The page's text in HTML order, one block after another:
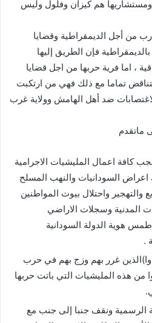
ومستشاريها هم كيزان وفلول وليس
من أجل الديمقراطية وقضايا
فإن الطريق إليها
، اما فرية حربها من اجل قضايا
تماما مع ذلك فهي من ارتكبت
ضد أهل الهامش وولاية غرب
ماتقدم
كافة اعمال المليشيات الاجرامية
اعراض السودانيات والنهب المسلح
والتهجير واحتلال بيوت المواطنين
المدنية وسجلات الاراضي
هوية الدولة السودانية
.
غرر بهم وزج بهم في حرب
من هذه المليشيات التي باتت حربها
ونقف جنبا إلى جنب مع